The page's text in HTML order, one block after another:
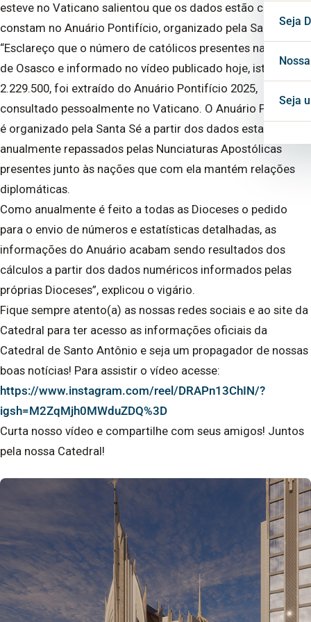
Blog
Seja
Seja
esteve no Vaticano salientou que os dados estão corretos e
constam no Anuário Pontifício, organizado pela Santa Sé.
“Esclareço que o número de católicos presentes na Diocese
de Osasco e informado no vídeo publicado hoje, isto é, de
2.229.500, foi extraído do Anuário Pontifício 2025,
consultado pessoalmente no Vaticano. O Anuário Pontifício
é organizado pela Santa Sé a partir dos dados estatísticos
anualmente repassados pelas Nunciaturas Apostólicas
presentes junto às nações que com ela mantém relações
diplomáticas.
Como anualmente é feito a todas as Dioceses o pedido
para o envio de números e estatísticas detalhadas, as
informações do Anuário acabam sendo resultados dos
cálculos a partir dos dados numéricos informados pelas
próprias Dioceses”, explicou o vigário.
Fique sempre atento(a) as nossas redes sociais e ao site da
Catedral para ter acesso as informações oficiais da
Catedral de Santo Antônio e seja um propagador de nossas
boas notícias! Para assistir o vídeo acesse:
https://www.instagram.com/reel/DRAPn13ChIN/?
igsh=M2ZqMjh0MWduZDQ%3D
Curta nosso vídeo e compartilhe com seus amigos! Juntos
pela nossa Catedral!